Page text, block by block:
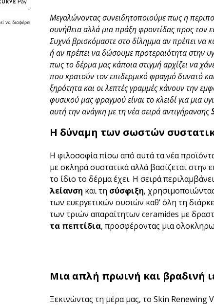
Μεγαλώνοντας συνειδητοποιούμε πως η
συνήθεια αλλά μια πράξη φροντίδας προς τον
Συχνά βρισκόμαστε στο δίλημμα αν πρέπει να
ή αν πρέπει να δώσουμε προτεραιότητα στην
πως το δέρμα μας κάποια στιγμή αρχίζει να
που κρατούν τον επιδερμικό φραγμό δυνατό
ξηρότητα και οι λεπτές γραμμές κάνουν την
φυσικού μας φραγμού είναι το κλειδί για μια
αυτή την ανάγκη με τη νέα σειρά αντιγήρανσης
Η δύναμη των σωστών
Η φιλοσοφία πίσω από αυτά τα νέα
με σκληρά συστατικά αλλά βασίζεται
το ίδιο το δέρμα έχει. Η σειρά
λείανση και τη σύσφιξη,
των ευεργετικών ουσιών καθ’ όλη τη
των τριών απαραίτητων ceramides με
τα πεπτίδια, προσφέροντας μια
Μια απλή πρωινή και βραδινή
Ξεκινώντας τη μέρα μας, το Skin Renewing